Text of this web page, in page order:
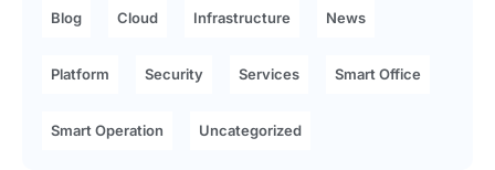
Blog Cloud Infrastructure News
Platform Security Services Smart Office
Smart Operation Uncategorized